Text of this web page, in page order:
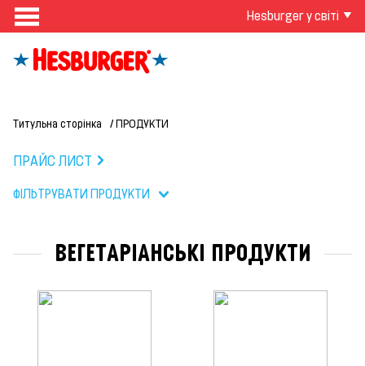
Hesburger у світі
Титульна сторінка ПРОДУКТИ
ПРАЙС ЛИСТ
ФІЛЬТРУВАТИ ПРОДУКТИ
ВЕГЕТАРІАНСЬКІ ПРОДУКТИ